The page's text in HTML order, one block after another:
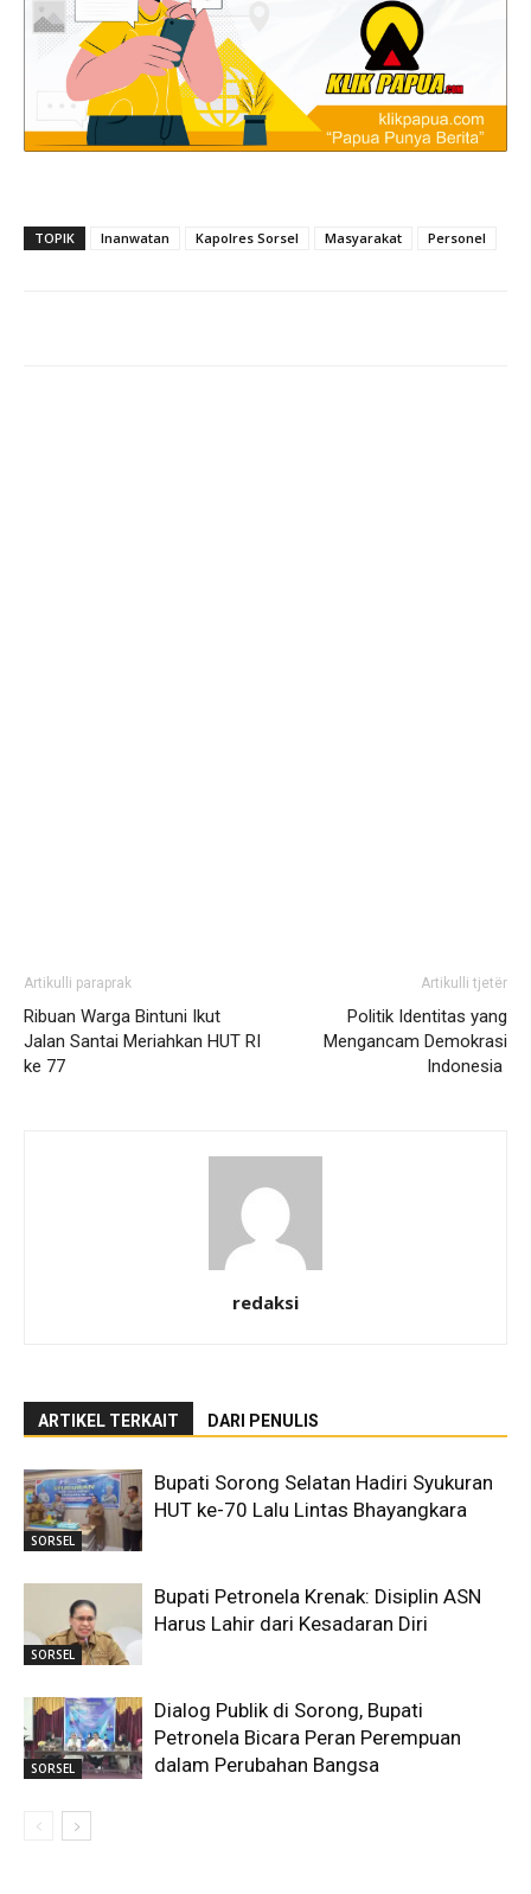
TOPIK Inanwatan Kapolres Sorsel Masyarakat Personel
Artikulli paraprak
Ribuan Warga Bintuni Ikut
Jalan Santai Meriahkan HUT RI
ke 77
Artikulli tjetër
Politik Identitas yang
Mengancam Demokrasi
Indonesia
redaksi
ARTIKEL TERKAIT DARI PENULIS
SORSEL
Bupati Sorong Selatan Hadiri Syukuran
HUT ke-70 Lalu Lintas Bhayangkara
SORSEL
Bupati Petronela Krenak: Disiplin ASN
Harus Lahir dari Kesadaran Diri
SORSEL
Dialog Publik di Sorong, Bupati
Petronela Bicara Peran Perempuan
dalam Perubahan Bangsa